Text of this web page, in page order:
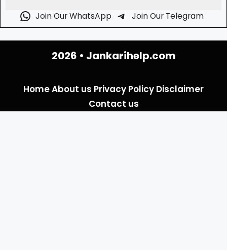
Join Our WhatsApp Join Our Telegram
2026 • Jankarihelp.com
HomeAbout us Privacy Policy Disclaimer
Contact us